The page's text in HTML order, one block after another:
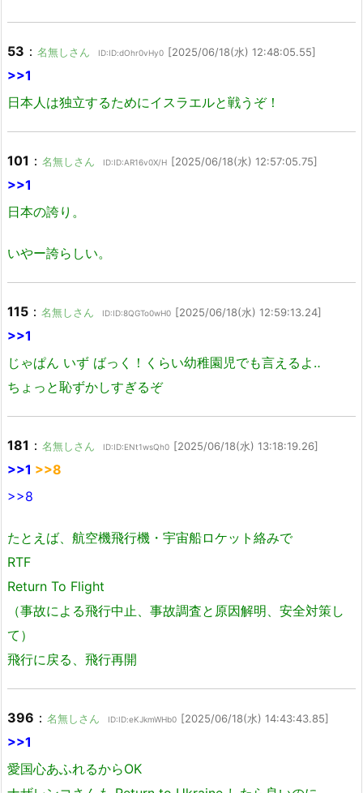
53 ： 名無しさん ID:ID:dOhr0vHy0 [2025/06/18(水) 12:48:05.55]
>>1
日本人は独立するためにイスラエルと戦うぞ！
101 ： 名無しさん ID:ID:AR16v0X/H [2025/06/18(水) 12:57:05.75]
>>1
日本の誇り。
いやー誇らしい。
115 ： 名無しさん ID:ID:8QGTo0wH0 [2025/06/18(水) 12:59:13.24]
>>1
じゃぱん いず ばっく！くらい幼稚園児でも言えるよ‥
ちょっと恥ずかしすぎるぞ
181 ： 名無しさん ID:ID:ENt1wsQh0 [2025/06/18(水) 13:18:19.26]
>>1 >>8
>>8
たとえば、航空機飛行機・宇宙船ロケット絡みで
RTF
Return To Flight
（事故による飛行中止、事故調査と原因解明、安全対策し
て）
飛行に戻る、飛行再開
396 ： 名無しさん ID:ID:eKJkmWHb0 [2025/06/18(水) 14:43:43.85]
>>1
愛国心あふれるからOK